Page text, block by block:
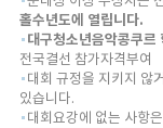
홀수년도에 열립니다.
대구청소년음악콩쿠르
전국결선 참가자격부여
대회 규정을 지키지 않
있습니다.
대회요강에 없는 사항